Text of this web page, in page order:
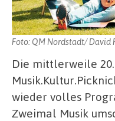
Foto: QM Nordstadt/ David
Die mittlerweile
wieder volles
Zweimal Musik